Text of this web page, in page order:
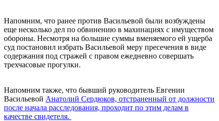
Напомним, что ранее против Васильевой были возбуждены
еще несколько дел по обвинению в махинациях с имуществом
обороны. Несмотря на большие суммы вменяемого ей ущерба
суд постановил избрать Васильевой меру пресечения в виде
содержания под стражей с правом ежедневно совершать
трехчасовые прогулки.
Напомним также, что бывший руководитель Евгении
Васильевой Анатолий Сердюков, отстраненный от должности
после начала расследования, проходит по этим делам в
качестве свидетеля.